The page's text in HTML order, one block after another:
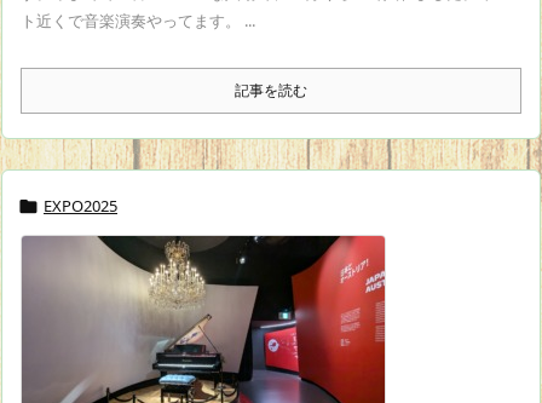
ト近くで音楽演奏やってます。 ...
記事を読む
 EXPO2025